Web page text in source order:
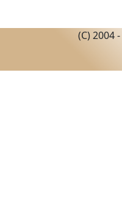
(C) 2004 -